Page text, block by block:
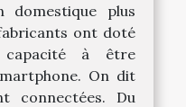
plus
ont doté
capacité à être
On dit
connectées. Du